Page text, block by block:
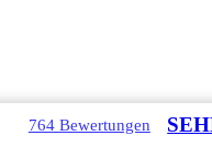
764 Bewertungen